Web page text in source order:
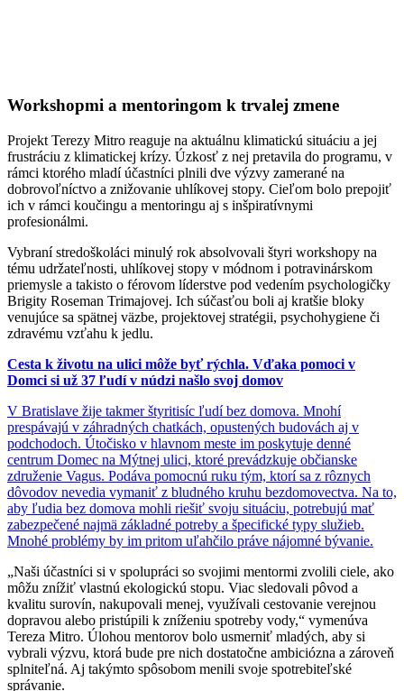
Workshopmi a mentoringom k trvalej zmene
Projekt Terezy Mitro reaguje na aktuálnu klimatickú situáciu a jej
frustráciu z klimatickej krízy. Úzkosť z nej pretavila do programu, v
rámci ktorého mladí účastníci plnili dve výzvy zamerané na
dobrovoľníctvo a znižovanie uhlíkovej stopy. Cieľom bolo prepojiť
ich v rámci koučingu a mentoringu aj s inšpiratívnymi
profesionálmi.
Vybraní stredoškoláci minulý rok absolvovali štyri workshopy na
tému udržateľnosti, uhlíkovej stopy v módnom i potravinárskom
priemysle a takisto o férovom líderstve pod vedením psychologičky
Brigity Roseman Trimajovej. Ich súčasťou boli aj kratšie bloky
venujúce sa spätnej väzbe, projektovej stratégii, psychohygiene či
zdravému vzťahu k jedlu.
Cesta k životu na ulici môže byť rýchla. Vďaka pomoci v
Domci si už 37 ľudí v núdzi našlo svoj domov
V Bratislave žije takmer štyritisíc ľudí bez domova. Mnohí
prespávajú v záhradných chatkách, opustených budovách aj v
podchodoch. Útočisko v hlavnom meste im poskytuje denné
centrum Domec na Mýtnej ulici, ktoré prevádzkuje občianske
združenie Vagus. Podáva pomocnú ruku tým, ktorí sa z rôznych
dôvodov nevedia vymaniť z bludného kruhu bezdomovectva. Na to,
aby ľudia bez domova mohli riešiť svoju situáciu, potrebujú mať
zabezpečené najmä základné potreby a špecifické typy služieb.
Mnohé problémy by im pritom uľahčilo práve nájomné bývanie.
„Naši účastníci si v spolupráci so svojimi mentormi zvolili ciele, ako
môžu znížiť vlastnú ekologickú stopu. Viac sledovali pôvod a
kvalitu surovín, nakupovali menej, využívali cestovanie verejnou
dopravou alebo pristúpili k zníženiu spotreby vody,“ vymenúva
Tereza Mitro. Úlohou mentorov bolo usmerniť mladých, aby si
vybrali výzvu, ktorá bude pre nich dostatočne ambiciózna a zároveň
splniteľná. Aj takýmto spôsobom menili svoje spotrebiteľské
správanie.